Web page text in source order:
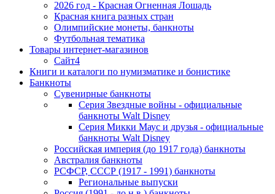
2026 год - Красная Огненная Лошадь
Красная книга разных стран
Олимпийские монеты, банкноты
Футбольная тематика
Товары интернет-магазинов
Сайт4
Книги и каталоги по нумизматике и бонистике
Банкноты
Сувенирные банкноты
Серия Звездные войны - официальные
банкноты Walt Disney
Серия Микки Маус и друзья - официальные
банкноты Walt Disney
Российская империя (до 1917 года) банкноты
Австралия банкноты
РСФСР, СССР (1917 - 1991) банкноты
Региональные выпуски